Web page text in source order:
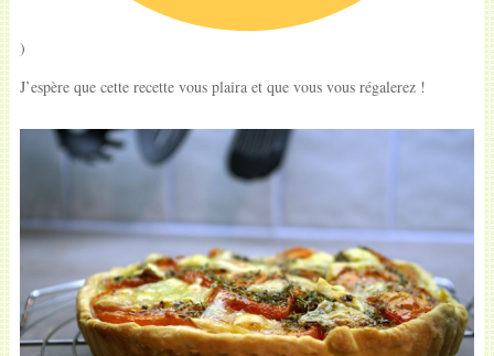
)
J’espère que cette recette vous plaira et que vous vous régalerez !